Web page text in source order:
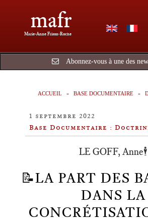
mafr
Marie-Anne Frison-Roche
Abonnez-vous à une des
ACCUEIL BASE DOCUMENTAIRE
1 septembre 2022
Base Documentaire :
LE GOFF, Anne🕴️
📝LA PART DES
DANS LA